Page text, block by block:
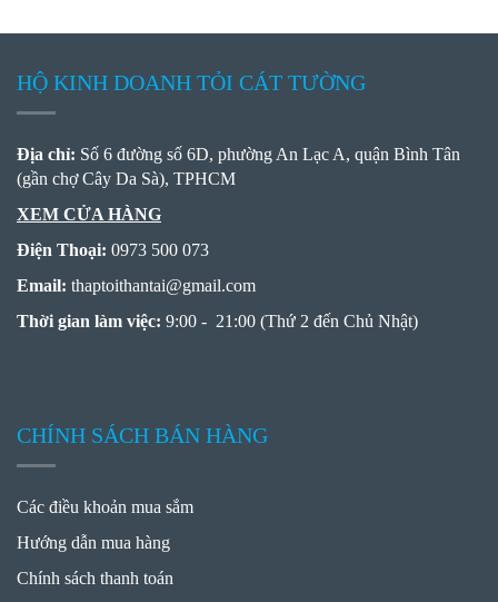
HỘ KINH DOANH TỎI CÁT TƯỜNG
Địa chỉ: Số 6 đường số 6D, phường An Lạc A, quận Bình Tân
(gần chợ Cây Da Sà), TPHCM
XEM CỬA HÀNG
Điện Thoại: 0973 500 073
Email: thaptoithantai@gmail.com
Thời gian làm việc: 9:00 - 21:00 (Thứ 2 đến Chủ Nhật)
CHÍNH SÁCH BÁN HÀNG
Các điều khoản mua sắm
Hướng dẫn mua hàng
Chính sách thanh toán